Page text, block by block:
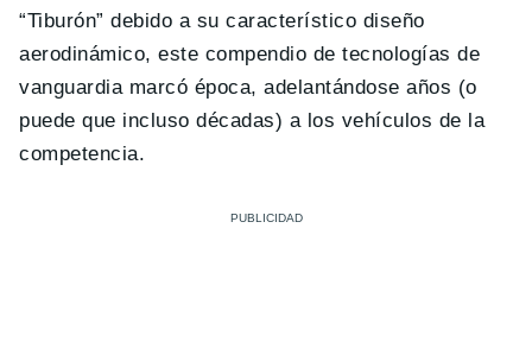
“Tiburón” debido a su característico diseño
aerodinámico, este compendio de tecnologías de
vanguardia marcó época, adelantándose años (o
puede que incluso décadas) a los vehículos de la
competencia.